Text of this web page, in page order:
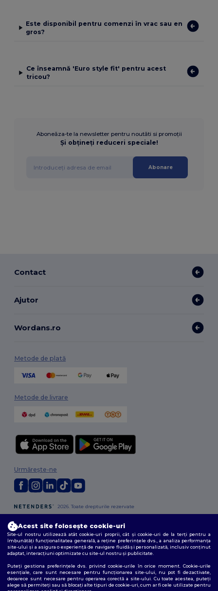
Este disponibil pentru comenzi în vrac sau en
gros?
Ce înseamnă 'Euro style fit' pentru acest
tricou?
Aboneăza-te la newsletter pentru noutăti si promoții
Și obțineți reduceri speciale!
Abonare
Contact
Ajutor
Wordans.ro
Metode de plată
Metode de livrare
2026. Toate drepturile rezervate
Termeni și condiții|Politica de confidențialitate|Politica privind cookie-
urile|Sitemap
Urmărește-ne
Acest site folosește cookie-uri
Site-ul nostru utilizează atât cookie-uri proprii, cât și cookie-uri de la terți pentru a
îmbunătăți funcționalitatea generală, a reține preferințele dvs., a analiza performanța
site-ului și a asigura o experiență de navigare fluidă și personalizată, inclusiv conținut
adaptat, interacțiuni optimizate cu site-ul nostru și publicitate.
Puteți gestiona preferințele dvs. privind cookie-urile în orice moment. Cookie-urile
esențiale, care sunt necesare pentru funcționarea site-ului, nu pot fi dezactivate,
deoarece sunt necesare pentru operarea corectă a site-ului. Cu toate acestea, puteți
alege să permiteți sau să blocați alte tipuri de cookie-uri, cum ar fi cele utilizate pentru